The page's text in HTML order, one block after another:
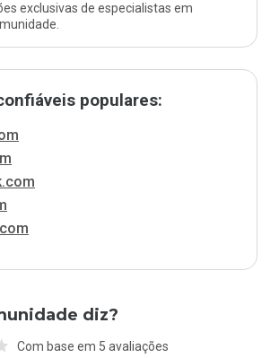
exclusivas de especialistas em
populares:
diz?
Com base em 5 avaliações